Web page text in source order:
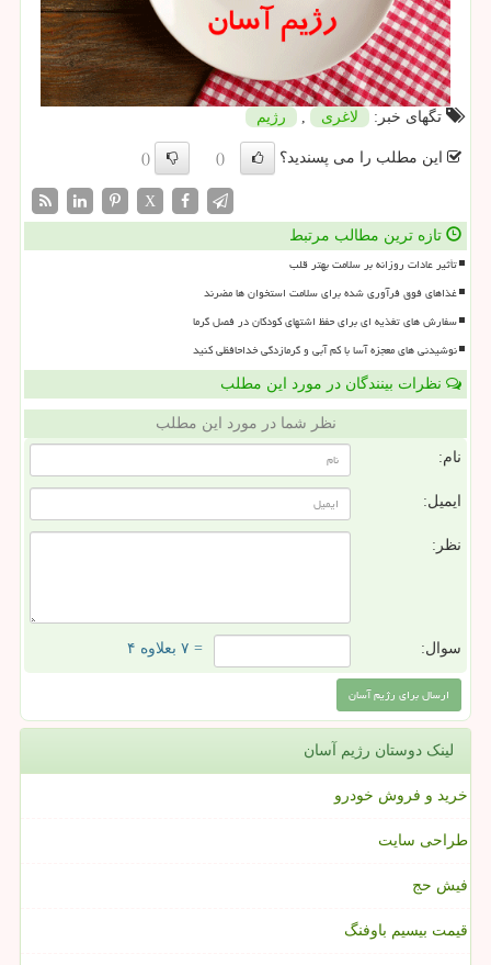
تگهای خبر: لاغری رژیم
این مطلب را می پسندید؟ ()
()
X
تازه ترین مطالب مرتبط
تأثیر عادات روزانه بر سلامت بهتر قلب
غذاهای فوق فرآوری شده برای سلامت استخوان ها مضرند
سفارش های تغذیه ای برای حفظ اشتهای کودکان در فصل گرما
نوشیدنی های معجزه آسا با کم آبی و گرمازدگی خداحافظی کنید
نظرات بینندگان در مورد این مطلب
نظر شما در مورد این مطلب
نام:
ایمیل:
نظر:
سوال: = ۷ بعلاوه ۴
لینک دوستان رژیم آسان
خرید و فروش خودرو
طراحی سایت
فیش حج
قیمت بیسیم باوفنگ